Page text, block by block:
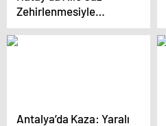
Zehirlenmesiyle
Hayatını Kaybetti
Antalya’da Kaza: Yaralı